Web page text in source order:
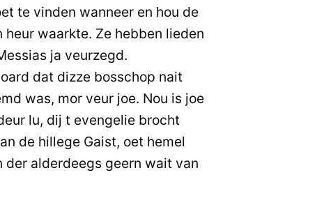
te vinden wanneer en hou de
heur waarkte. Ze hebben lieden
ja veurzegd.
dat dizze bosschop nait
was, mor veur joe. Nou is joe
lu, dij t evengelie brocht
de hillege Gaist, oet hemel
der alderdeegs geern wait van